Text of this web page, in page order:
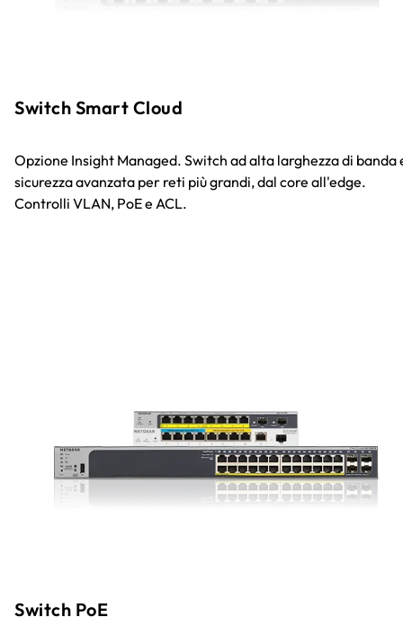
Switch Smart Cloud
Opzione Insight Managed. Switch ad alta larghezza di banda
sicurezza avanzata per reti più grandi, dal core all'edge.
Controlli VLAN, PoE e ACL.
Switch PoE